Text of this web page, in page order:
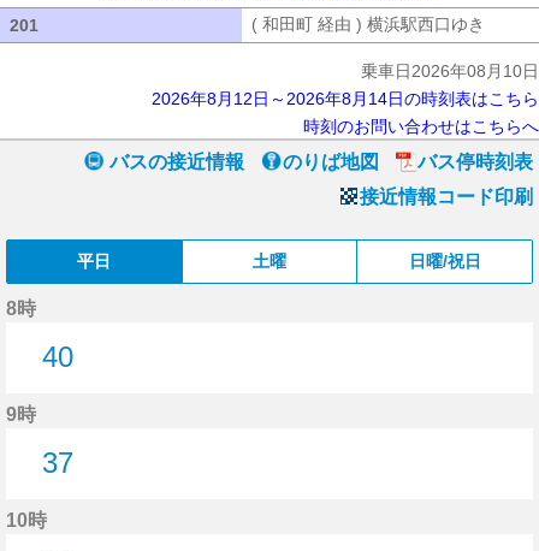
201 ( 和田町 経由 ) 横浜駅西口ゆき
乗車日2026年08月10日
2026年8月12日～2026年8月14日の時刻表はこちら
時刻のお問い合わせはこちらへ
バスの接近情報 のりば地図
バス停時刻表
接近情報コード印刷
平日 土曜 日曜/祝日
8時
40
9時
37
10時